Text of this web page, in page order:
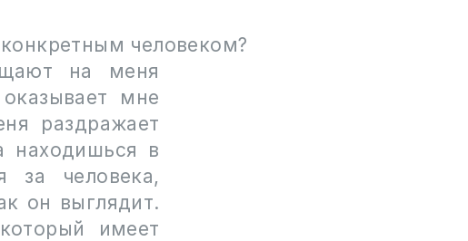
конкретным человеком?
на меня
мне
раздражает
находишься в
за человека,
он выглядит.
имеет